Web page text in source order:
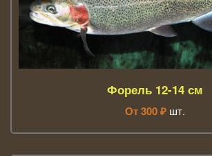
Форель 12-14 см
От300 ₽ шт.